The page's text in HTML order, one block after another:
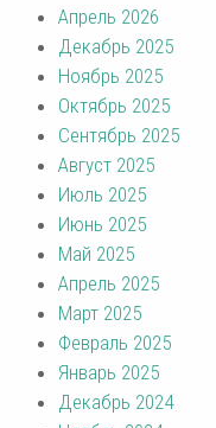
Апрель 2026
Декабрь 2025
Ноябрь 2025
Октябрь 2025
Сентябрь 2025
Август 2025
Июль 2025
Июнь 2025
Май 2025
Апрель 2025
Март 2025
Февраль 2025
Январь 2025
Декабрь 2024